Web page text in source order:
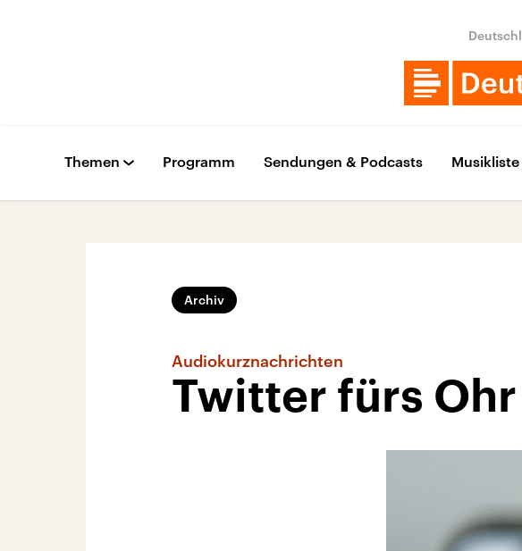
Themen Programm Sendungen & Podcasts Musikliste
Archiv
Audiokurznachrichten
Twitter fürs Ohr